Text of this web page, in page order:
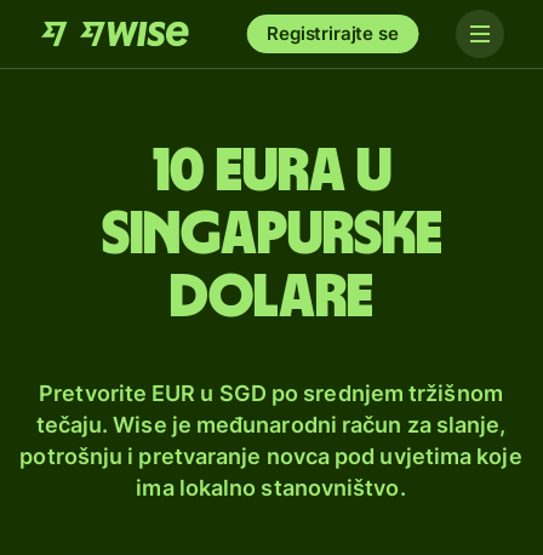
Registrirajte se
10 eura u
singapurske
dolare
Pretvorite EUR u SGD po srednjem tržišnom
tečaju. Wise je međunarodni račun za slanje,
potrošnju i pretvaranje novca pod uvjetima koje
ima lokalno stanovništvo.